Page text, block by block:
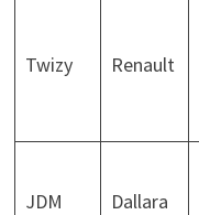
Twizy Renault
JDM Dallara